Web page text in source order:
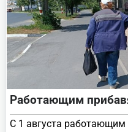
Работающим
С 1 августа работающим